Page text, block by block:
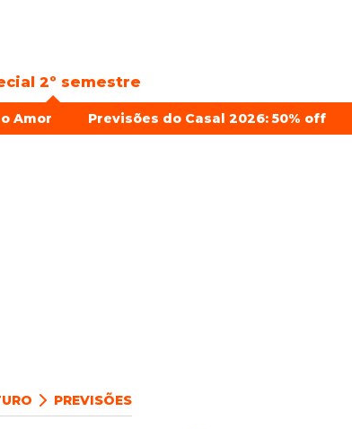
2º semestre
Amor Previsões do Casal 2026: 50% off
PREVISÕES